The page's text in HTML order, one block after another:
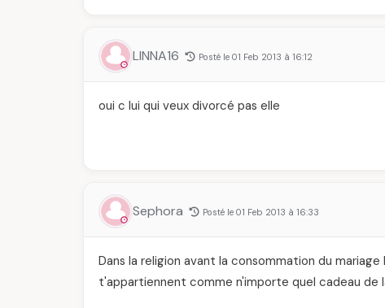
LINNA16 Posté le 01 Feb 2013 à 16:12
oui c lui qui veux divorcé pas elle
Sephora Posté le 01 Feb 2013 à 16:33
Dans la religion avant la consommation du
t'appartiennent comme n'importe quel cadeau